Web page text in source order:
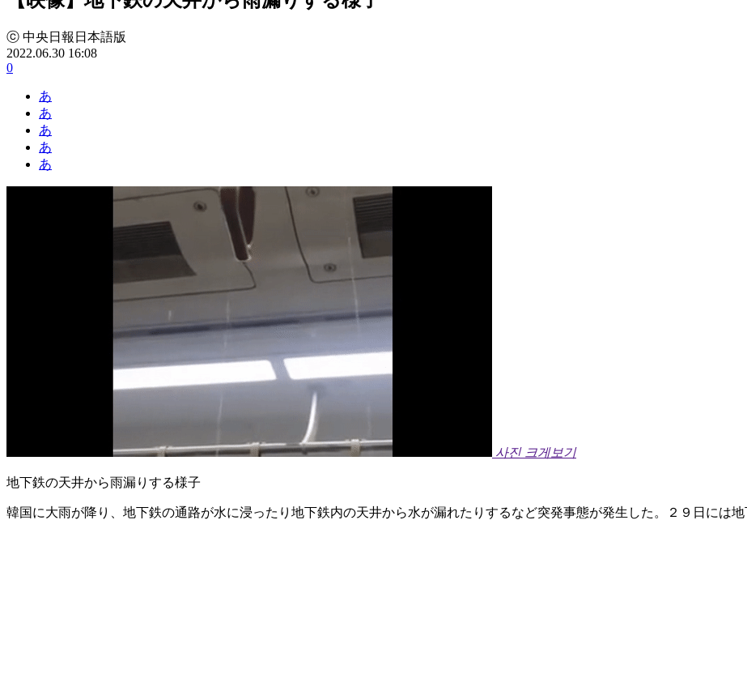
ⓒ 中央日報日本語版
2022.06.30 16:08
0
あ
あ
あ
あ
あ
사진 크게보기
地下鉄の天井から雨漏りする様子
韓国に大雨が降り、地下鉄の通路が水に浸ったり地下鉄内の天井から水が漏れたりするなど突発事態が発生した。２９日には